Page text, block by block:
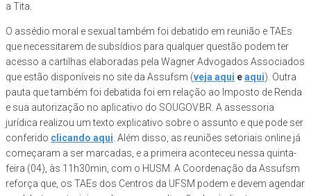
a Tita.
O assédio moral e sexual também foi debatido em reunião e TAEs
que necessitarem de subsídios para qualquer questão podem ter
acesso a cartilhas elaboradas pela Wagner Advogados Associados
que estão disponíveis no site da Assufsm (veja aqui eaqui). Outra
pauta que também foi debatida foi em relação ao Imposto de Renda
e sua autorização no aplicativo do SOUGOV.BR. A assessoria
jurídica realizou um texto explicativo sobre o assunto e que pode ser
conferido clicando aqui. Além disso, as reuniões setoriais online já
começaram a ser marcadas, e a primeira aconteceu nessa quinta-
feira (04), às 11h30min, com o HUSM. A Coordenação da Assufsm
reforça que, os TAEs dos Centros da UFSM podem e devem agendar